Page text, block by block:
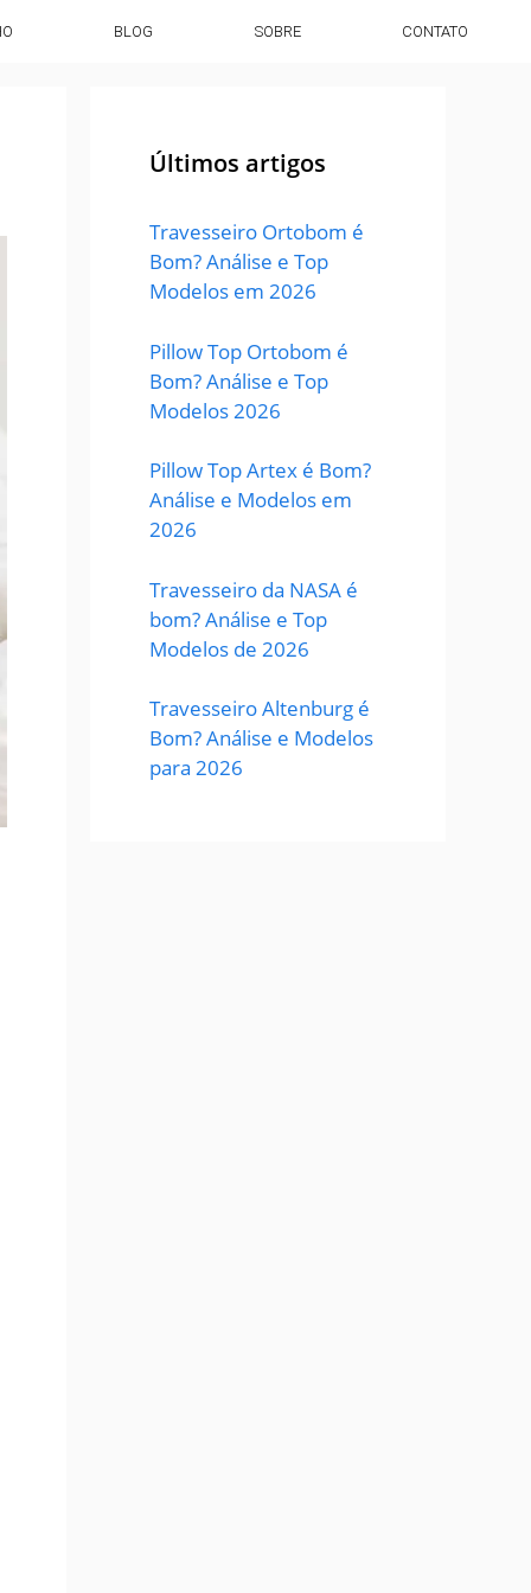
BLOG SOBRE CONTATO
Últimos artigos
Travesseiro Ortobom é
Bom? Análise e Top
Modelos em 2026
Pillow Top Ortobom é
Bom? Análise e Top
Modelos 2026
Pillow Top Artex é Bom?
Análise e Modelos em
2026
Travesseiro da NASA é
bom? Análise e Top
Modelos de 2026
Travesseiro Altenburg é
Bom? Análise e Modelos
para 2026